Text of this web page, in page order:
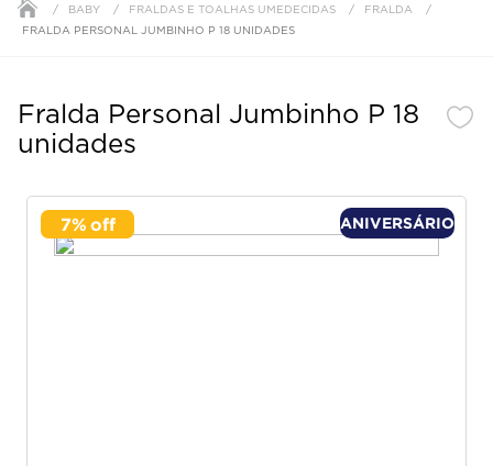
BABY FRALDAS E TOALHAS UMEDECIDAS
FRALDA
FRALDA PERSONAL JUMBINHO P 18 UNIDADES
Fralda Personal Jumbinho P 18
unidades
ANIVERSÁRIO
7%